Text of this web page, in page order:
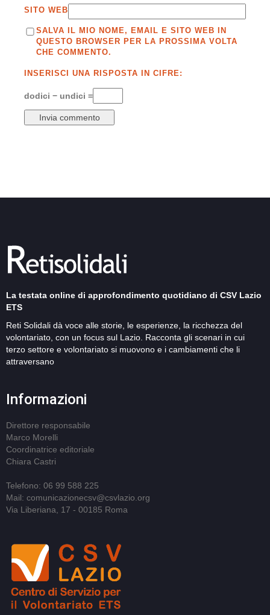
SITO WEB
SALVA IL MIO NOME, EMAIL E SITO WEB IN
QUESTO BROWSER PER LA PROSSIMA VOLTA
CHE COMMENTO.
INSERISCI UNA RISPOSTA IN CIFRE:
dodici − undici =
La testata online di approfondimento quotidiano di CSV Lazio
ETS
Reti Solidali dà voce alle storie, le esperienze, la ricchezza del
volontariato, con un focus sul Lazio. Racconta gli scenari in cui
terzo settore e volontariato si muovono e i cambiamenti che li
attraversano
Informazioni
Direttore responsabile
Marco Morelli
Coordinatrice editoriale
Chiara Castri
Telefono: 06 99 588 225
Mail: comunicazionecsv@csvlazio.org
Via Liberiana, 17 - 00185 Roma